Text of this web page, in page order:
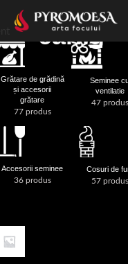
carlig
Grătare de grădină
și accesorii
grătare
77 produs
Seminee
ventilatie
47 produs
Accesorii seminee
36 produs
Cosuri de
57 produs